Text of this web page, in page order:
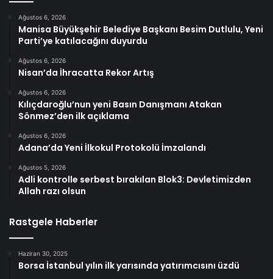
Ağustos 6, 2026
Manisa Büyükşehir Belediye Başkanı Besim Dutlulu, Yeni
Parti’ye katılacağını duyurdu
Ağustos 6, 2026
Nisan’da İhracatta Rekor Artış
Ağustos 6, 2026
Kılıçdaroğlu’nun yeni Basın Danışmanı Atakan
Sönmez’den ilk açıklama
Ağustos 6, 2026
Adana’da Yeni İlkokul Protokolü İmzalandı
Ağustos 5, 2026
Adli kontrolle serbest bırakılan Blok3: Devletimizden
Allah razı olsun
Rastgele Haberler
Haziran 30, 2025
Borsa İstanbul yılın ilk yarısında yatırımcısını üzdü